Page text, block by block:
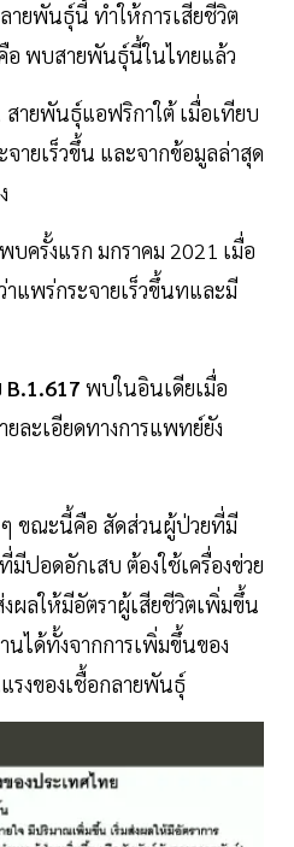
ยพันธุ์นี้ ทำให้การเสียชีวิต
อ พบสายพันธุ์นี้ในไทยแล้ว
สายพันธุ์แอฟริกาใต้ เมื่อเทียบ
ายเร็วขึ้น และจากข้อมูลล่าสุด
พบครั้งแรก มกราคม 2021 เมื่อ
แพร่กระจายเร็วขึ้นทและมี
พบในอินเดียเมื่อ
ละเอียดทางการแพทย์ยัง
ๆ ขณะนี้คือ สัดส่วนผู้ป่วยที่มี
ปอดอักเสบ ต้องใช้เครื่องข่วย
ลให้มีอัตราผู้เสียชีวิตเพิ่มขึ้น
ได้ทั้งจากการเพิ่มขึ้นของ
รงของเชื้อกลายพันธุ์